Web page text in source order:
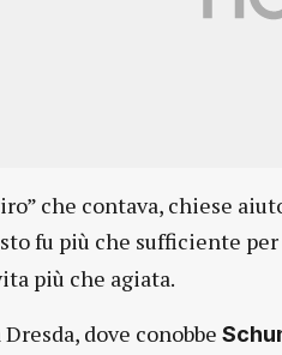
che contava, chiese
fu più che sufficiente
più che agiata.
dove conobbe